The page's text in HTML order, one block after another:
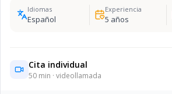
Idiomas
Español
Experiencia
5 años
Cita individual
50 min · videollamada